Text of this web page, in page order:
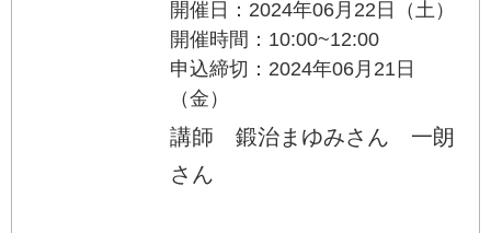
開催日：2024年06月22日（土）
開催時間：10:00~12:00
申込締切：2024年06月21日
（金）
講師 鍛治まゆみさん 一朗
さん